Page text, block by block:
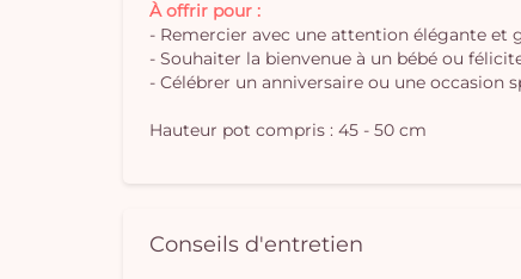
À offrir pour :
- Remercier avec une attention élégante et
- Souhaiter la bienvenue à un bébé ou
- Célébrer un anniversaire ou une occasion
Hauteur pot compris : 45 - 50 cm
Conseils d'entretien